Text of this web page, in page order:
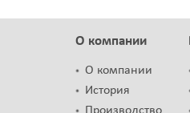
О компании
О компании
История